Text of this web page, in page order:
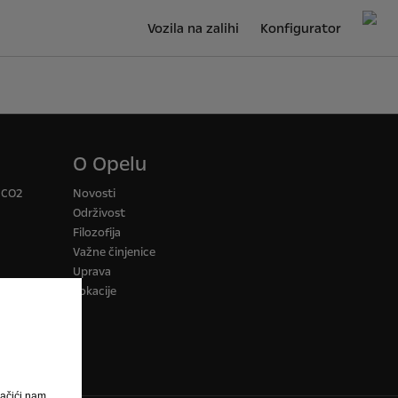
Vozila na zalihi Konfigurator
O Opelu
Novosti
Održivost
Filozofija
Važne činjenice
Uprava
Lokacije